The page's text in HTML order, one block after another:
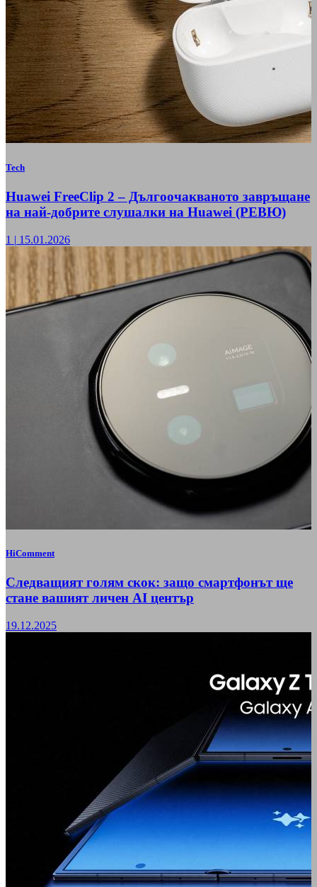
Tech
Huawei FreeClip 2 – Дългоочакваното завръщане
на най-добрите слушалки на Huawei (РЕВЮ)
1 | 15.01.2026
HiComment
Следващият голям скок: защо смартфонът ще
стане вашият личен AI център
19.12.2025